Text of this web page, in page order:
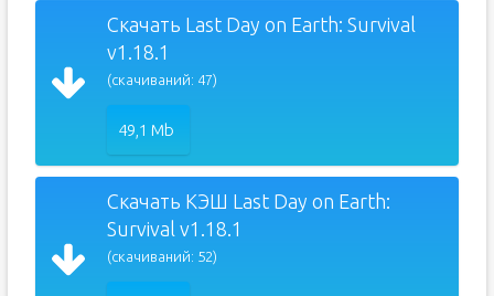
Скачать Last Day on Earth: Survival
v1.18.1
(скачиваний: 47)
49,1 Mb
Скачать КЭШ Last Day on Earth:
Survival v1.18.1
(скачиваний: 52)